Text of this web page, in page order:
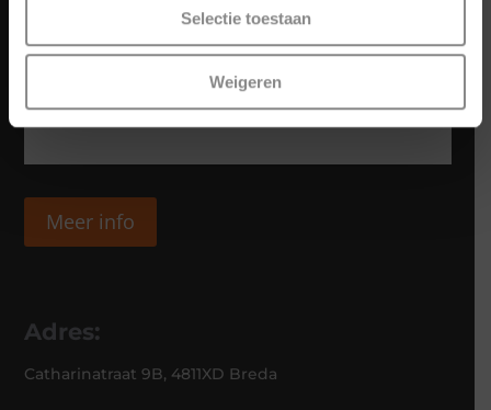
Selectie toestaan
Weigeren
Meer info
Adres:
Catharinatraat 9B, 4811XD Breda